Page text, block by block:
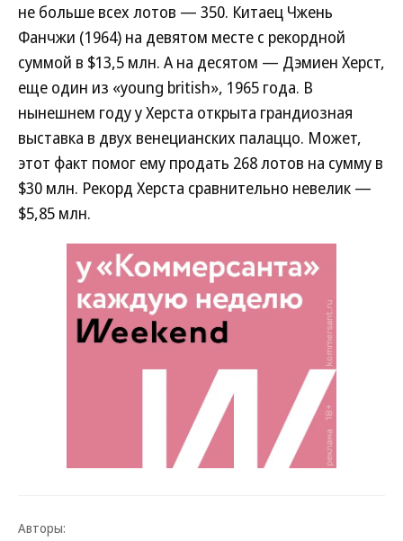
не больше всех лотов — 350. Китаец Чжень
Фанчжи (1964) на девятом месте с рекордной
суммой в $13,5 млн. А на десятом — Дэмиен Херст,
еще один из «young british», 1965 года. В
нынешнем году у Херста открыта грандиозная
выставка в двух венецианских палаццо. Может,
этот факт помог ему продать 268 лотов на сумму в
$30 млн. Рекорд Херста сравнительно невелик —
$5,85 млн.
Авторы: